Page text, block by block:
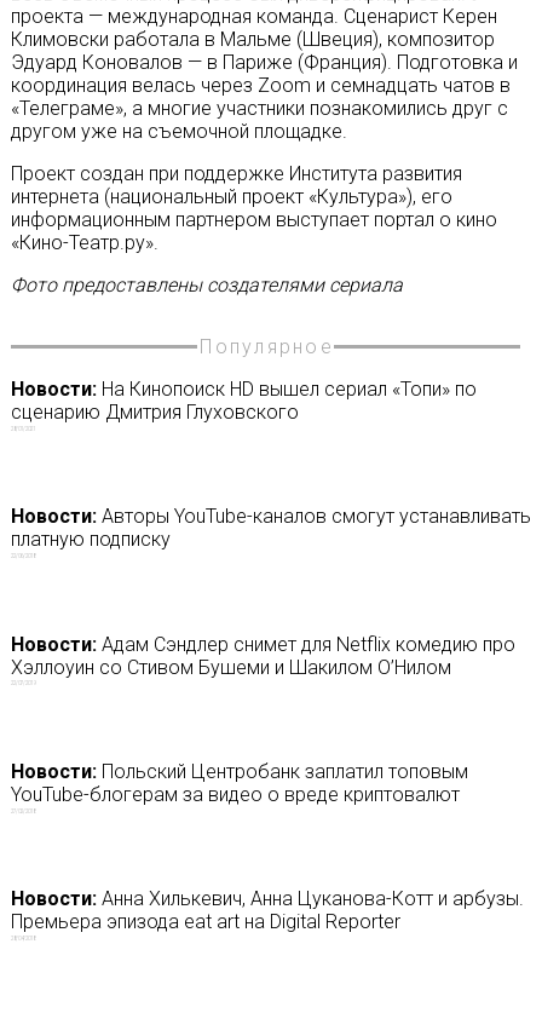
проекта — международная команда. Сценарист Керен
Климовски работала в Мальме (Швеция), композитор
Эдуард Коновалов — в Париже (Франция). Подготовка и
координация велась через Zoom и семнадцать чатов в
«Телеграме», а многие участники познакомились друг с
другом уже на съемочной площадке.
Проект создан при поддержке Института развития
интернета (национальный проект «Культура»), его
информационным партнером выступает портал о кино
«Кино-Театр.ру».
Фото предоставлены создателями сериала
Популярное
Новости:На Кинопоиск HD вышел сериал «Топи» по
сценарию Дмитрия Глуховского
28/01/2021
Новости:Авторы YouTube-каналов смогут устанавливать
платную подписку
22/06/2018
Новости:Адам Сэндлер снимет для Netflix комедию про
Хэллоуин со Стивом Бушеми и Шакилом О’Нилом
22/07/2019
Новости:Польский Центробанк заплатил топовым
YouTube-блогерам за видео о вреде криптовалют
27/02/2018
Новости:Анна Хилькевич, Анна Цуканова-Котт и арбузы.
Премьера эпизода eat art на Digital Reporter
28/04/2018